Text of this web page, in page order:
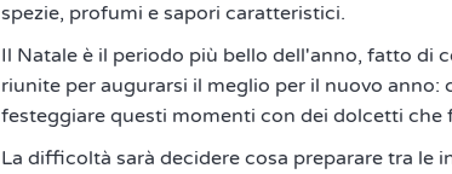
spezie, profumi e sapori caratteristici.
Il Natale è il periodo più bello dell'anno, fatto di
riunite per augurarsi il meglio per il nuovo anno:
festeggiare questi momenti con dei dolcetti che
La difficoltà sarà decidere cosa preparare tra le